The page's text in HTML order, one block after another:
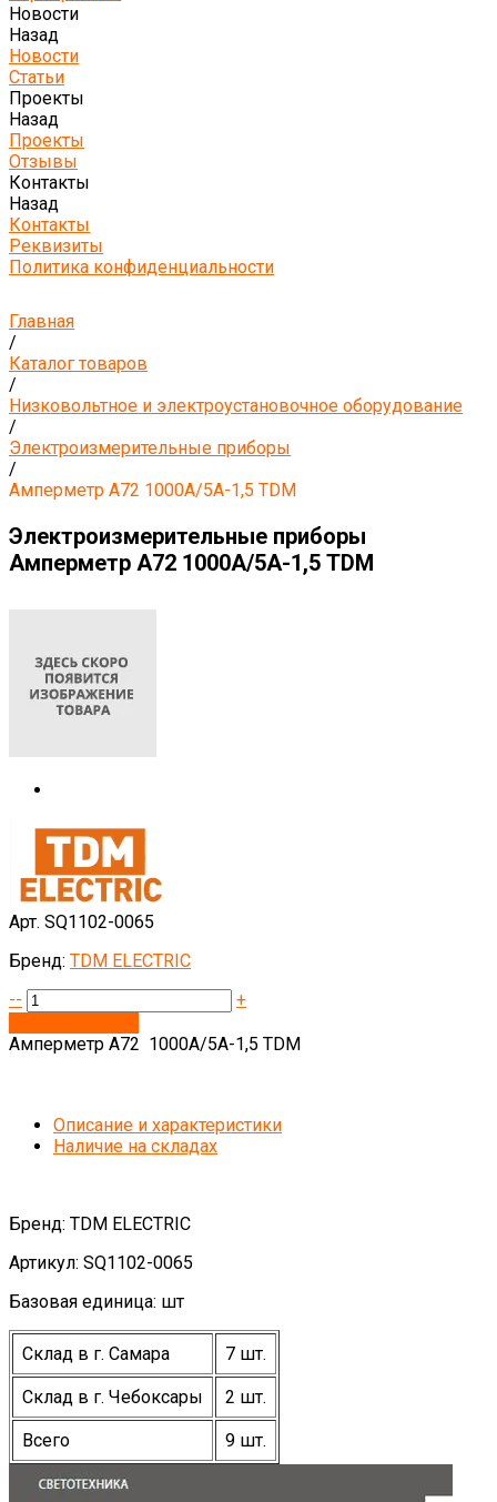
Новости
Назад
Новости
Статьи
Проекты
Назад
Проекты
Отзывы
Контакты
Назад
Контакты
Реквизиты
Политика конфиденциальности
Главная
/
Каталог товаров
/
Низковольтное и электроустановочное оборудование
/
Электроизмерительные приборы
/
Амперметр А72 1000А/5А-1,5 TDM
Электроизмерительные приборы
Амперметр А72 1000А/5А-1,5 TDM
Арт. SQ1102-0065
Бренд: TDM ELECTRIC
--
+
Амперметр А72 1000А/5А-1,5 TDM
Описание и характеристики
Наличие на складах
Бренд: TDM ELECTRIC
Артикул: SQ1102-0065
Базовая единица: шт
Склад в г. Самара 7 шт.
Склад в г. Чебоксары 2 шт.
Всего 9 шт.